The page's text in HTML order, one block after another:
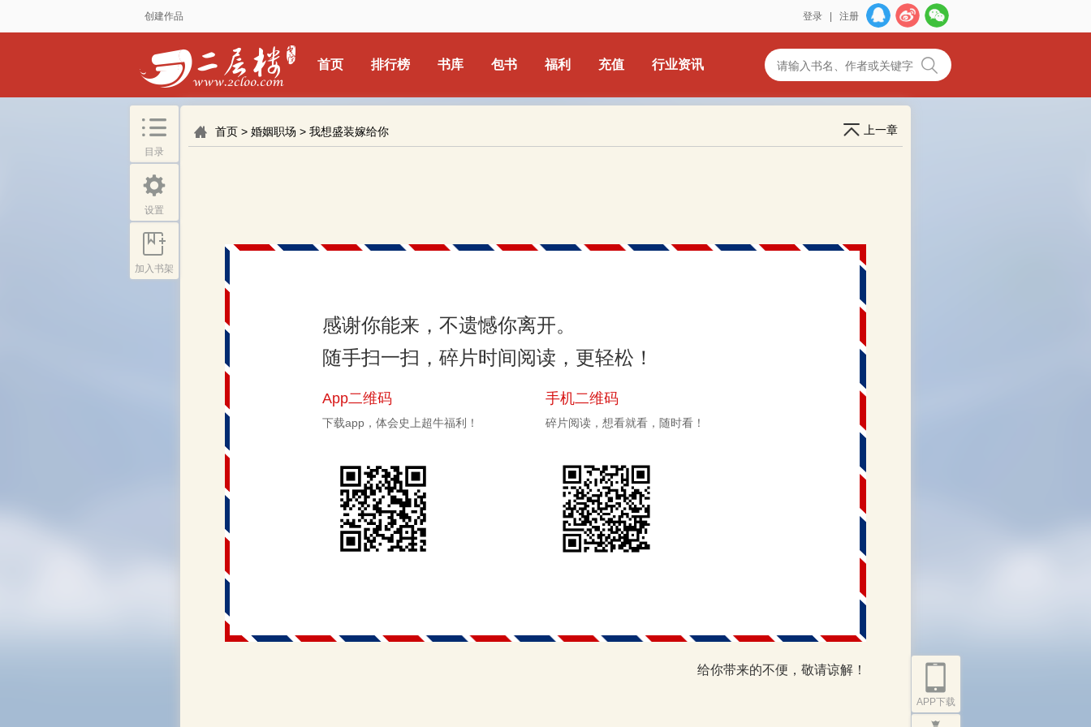
创建作品 登录 注册
首页 排行榜 书库 包书 福利 充值 行业资讯
首页 > 婚姻职场 > 我想盛装嫁给你 上一章
感谢你能来，不遗憾你离开。
随手扫一扫，碎片时间阅读，更轻松！
App二维码
下载app，体会史上超牛福利！
手机二维码
碎片阅读，想看就看，随时看！
给你带来的不便，敬请谅解！
目录
设置
加入书架
APP下载